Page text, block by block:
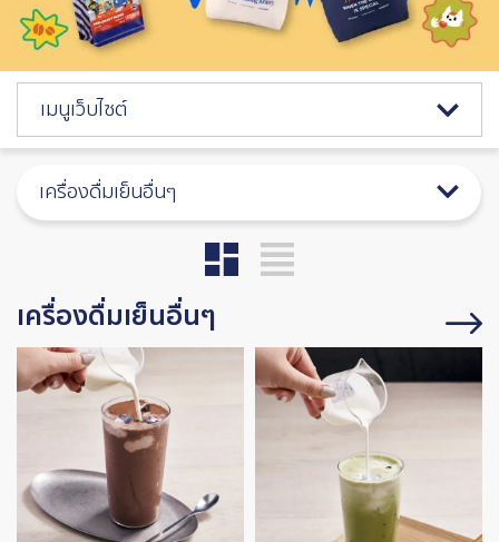
Catalog Menu
เมนูเว็บไซต์
เครื่องดื่มเย็นอื่นๆ
เครื่องดื่มเย็นอื่นๆ
Image Image